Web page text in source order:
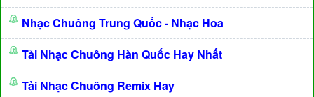
Nhạc Chuông Trung Quốc - Nhạc Hoa
Tải Nhạc Chuông Hàn Quốc Hay Nhất
Tải Nhạc Chuông Remix Hay